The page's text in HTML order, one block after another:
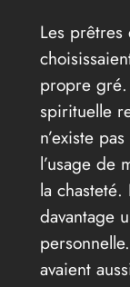
Les
propre gré.
spirituelle
n’existe
l’usage de
la
davantage
avaient